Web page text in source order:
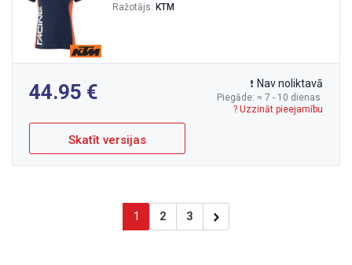
Ražotājs: KTM
44.95 Piegāde: ≈ 7 - 10 dienas
Nav noliktavā
? Uzzināt pieejamību
Skatīt versijas
1 2 3